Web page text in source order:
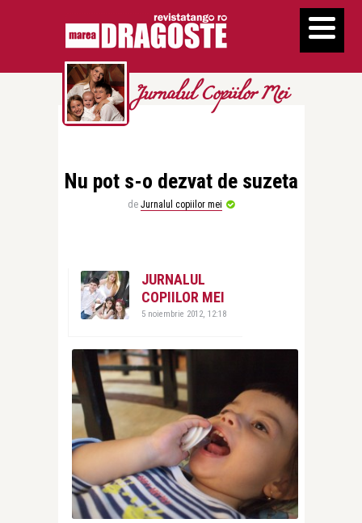
Jurnalul Copiilor Mei
Nu pot s-o dezvat de suzeta
de Jurnalul copiilor mei
JURNALUL
COPIILOR MEI
5 noiembrie 2012, 12:18